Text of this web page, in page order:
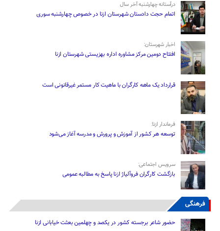
درآستانه چهارشنبه آخر سال
اتمام حجت دادستان شهرستان ازنا در خصوص چهارشنبه ‌سوری
اخبار شهرستان:
افتتاح دومین مرکز مشاوره اداره بهزیستی شهرستان ازنا
قرارداد یک ماهه کارگران با ماهیت کار مستمر غیرقانونی است
فرماندار ازنا:
توسعه هر کشور از آموزش و پرورش و مدرسه آغاز می‌شود
سرویس اجتماعی:
بازگشت کارگران فروآلیاژ ازنا پاسخ به مطالبه عمومی
فرهنگی
حضور شاعر برجسته کشور در یکصد و چهلمین بعثت خیابانی ازنا